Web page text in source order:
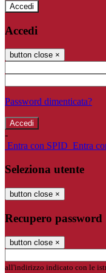
Accedi
Accedi
button close ×
Password dimenticata?
-
Entra con SPID Entra
Seleziona utente
button close ×
Recupero password
button close ×
all'indirizzo indicato con le